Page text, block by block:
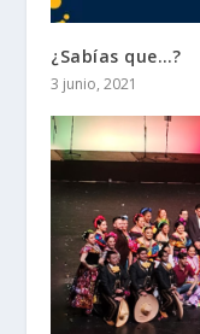
¿Sabías que…?
3 junio, 2021